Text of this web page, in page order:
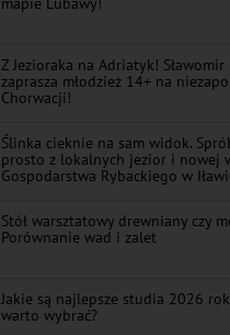
Z Jezioraka na Adriatyk! Sławomir
zaprasza młodzież 14+ na
Chorwacji!
Ślinka cieknie na sam widok.
prosto z lokalnych jezior i nowej
Gospodarstwa Rybackiego w
Stół warsztatowy drewniany czy
Porównanie wad i zalet
Jakie są najlepsze studia 2026
warto wybrać?